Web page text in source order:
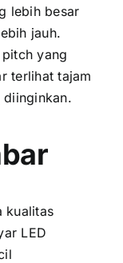
lеbіh besar
jauh.
уаng
terlihat tajam
diinginkan.
kualitas
LED